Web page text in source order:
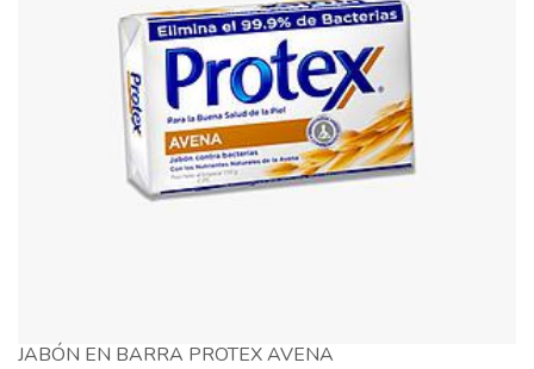
JABÓN EN BARRA PROTEX AVENA